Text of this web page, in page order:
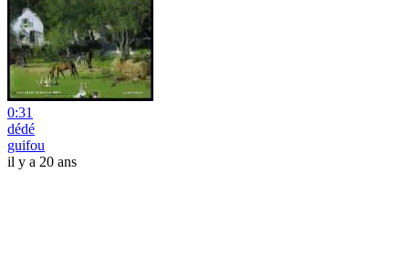
0:31
dédé
guifou
il y a 20 ans